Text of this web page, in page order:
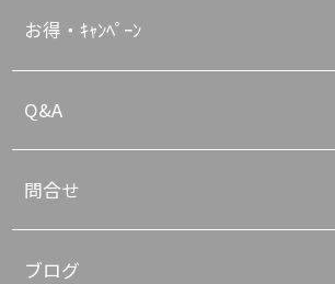
お得・ｷｬﾝﾍﾟｰﾝ
Q&A
問合せ
ブログ